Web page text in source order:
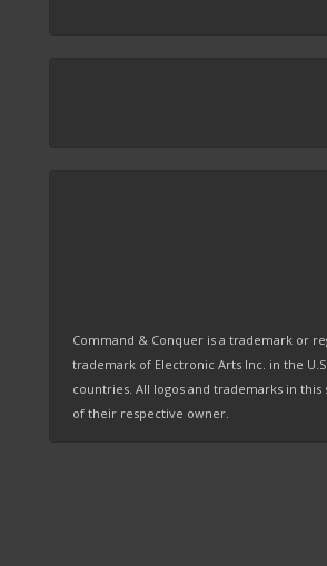
Command & Conquer is a trademark or
trademark of Electronic Arts Inc. in the
countries. All logos and trademarks in
of their respective owner.